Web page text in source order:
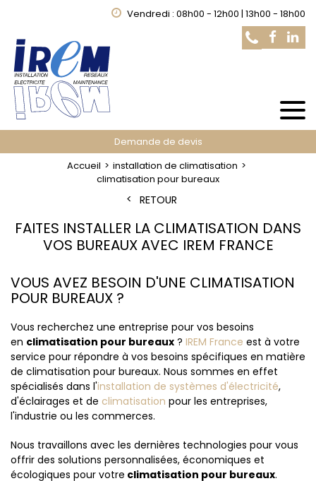
Vendredi : 08h00 - 12h00 | 13h00 - 18h00
Demande de devis
Accueil
installation de climatisation
climatisation pour bureaux
RETOUR
FAITES INSTALLER LA CLIMATISATION DANS
VOS BUREAUX AVEC IREM FRANCE
VOUS AVEZ BESOIN D'UNE CLIMATISATION
POUR BUREAUX ?
Vous recherchez une entreprise pour vos besoins
en climatisation pour bureaux ? IREM France est à votre
service pour répondre à vos besoins spécifiques en matière
de climatisation pour bureaux. Nous sommes en effet
spécialisés dans l'installation de systèmes d'électricité,
d'éclairages et de climatisation pour les entreprises,
l'industrie ou les commerces.
Nous travaillons avec les dernières technologies pour vous
offrir des solutions personnalisées, économiques et
écologiques pour votre climatisation pour bureaux.